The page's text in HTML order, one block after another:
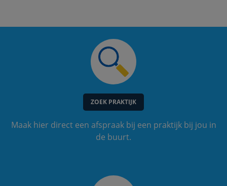
ZOEK PRAKTIJK
Maak hier direct een afspraak bij een praktijk bij jou in
de buurt.